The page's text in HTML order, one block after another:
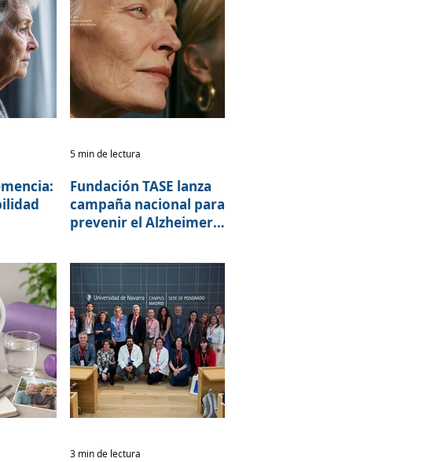
Fundación TASE lanza
campaña nacional para
prevenir el Alzheimer y
5 min de lectura
3 min de lectura